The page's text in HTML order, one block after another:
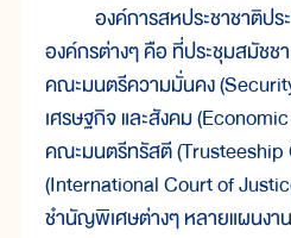
องค์การสหประชาชาติประ
องค์กรต่างๆ คือ ที่ประชุมสมัชช
คณะมนตรีความมั่นคง
เศรษฐกิจ และสังคม
คณะมนตรีทรัสตี (Trusteeship
(International Court of
ชำนัญพิเศษต่างๆ หลายแผนงา